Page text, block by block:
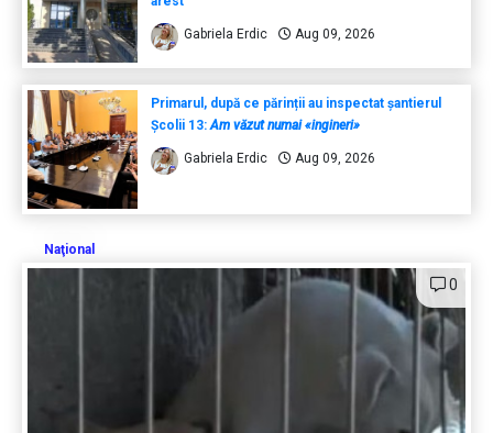
Gabriela Erdic Aug 09, 2026
Primarul, după ce părinții au inspectat șantierul
Școlii 13:Am văzut numai «ingineri»
Gabriela Erdic Aug 09, 2026
Naţional
0